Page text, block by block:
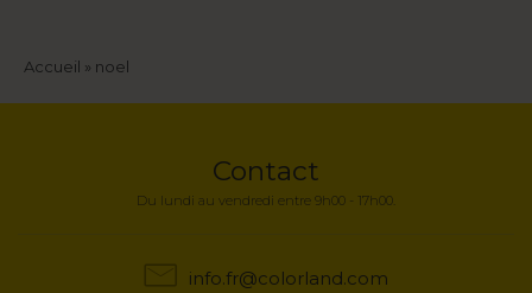
Fil
Accueil noel
Contact
Du lundi au vendredi entre 9h00 - 17h00.
info.fr@colorland.com